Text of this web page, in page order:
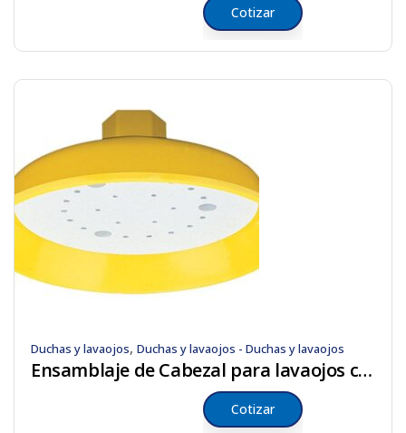
Cotizar
Duchas y lavaojos, Duchas y lavaojos - Duchas y lavaojos
Ensamblaje de Cabezal para lavaojos chorro doble
Cotizar